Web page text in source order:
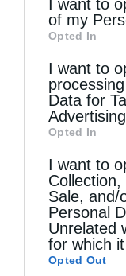
third parties
Downstream
disclose it to
I want to
of my
Opted In
I want to
Data for
Opted In
I want to
Sale, and/
Personal
Unrelated
for which
Opted Out
Τελευταία
Ο Άγιος
Ο Ελληνικός
ψυχοκοινωνική
της Δυτικής